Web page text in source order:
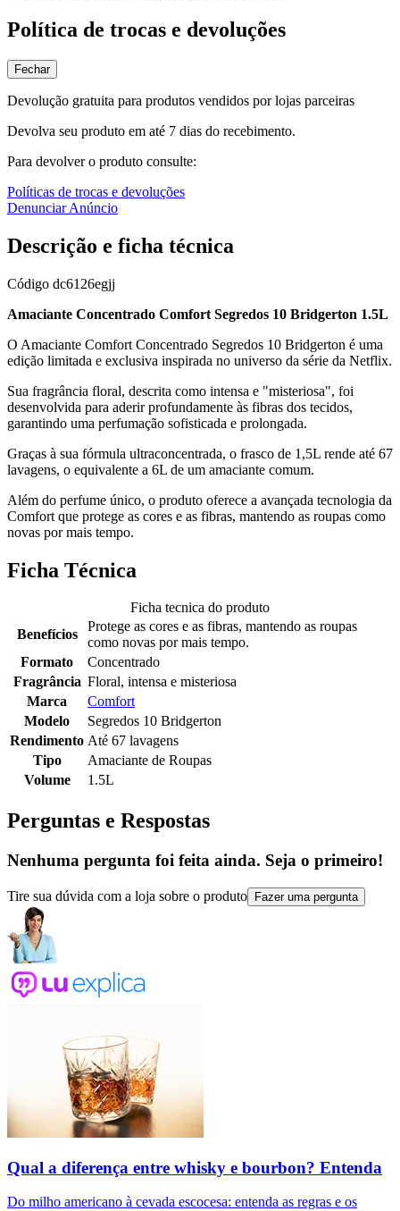
Política de trocas e devoluções
Fechar
Devolução gratuita para produtos vendidos por lojas parceiras
Devolva seu produto em até 7 dias do recebimento.
Para devolver o produto consulte:
Políticas de trocas e devoluções
Denunciar Anúncio
Descrição e ficha técnica
Código dc6126egjj
Amaciante Concentrado Comfort Segredos 10 Bridgerton 1.5L
O Amaciante Comfort Concentrado Segredos 10 Bridgerton é uma
edição limitada e exclusiva inspirada no universo da série da Netflix.
Sua fragrância floral, descrita como intensa e "misteriosa", foi
desenvolvida para aderir profundamente às fibras dos tecidos,
garantindo uma perfumação sofisticada e prolongada.
Graças à sua fórmula ultraconcentrada, o frasco de 1,5L rende até 67
lavagens, o equivalente a 6L de um amaciante comum.
Além do perfume único, o produto oferece a avançada tecnologia da
Comfort que protege as cores e as fibras, mantendo as roupas como
novas por mais tempo.
Ficha Técnica
Ficha tecnica do produto
Benefícios
Protege as cores e as fibras, mantendo as roupas
como novas por mais tempo.
Formato
Concentrado
Fragrância Floral, intensa e misteriosa
Marca
Comfort
Modelo
Segredos 10 Bridgerton
Rendimento Até 67 lavagens
Tipo
Amaciante de Roupas
Volume
1.5L
Perguntas e Respostas
Nenhuma pergunta foi feita ainda. Seja o primeiro!
Tire sua dúvida com a loja sobre o produto Fazer uma pergunta
Qual a diferença entre whisky e bourbon? Entenda
Do milho americano à cevada escocesa: entenda as regras e os